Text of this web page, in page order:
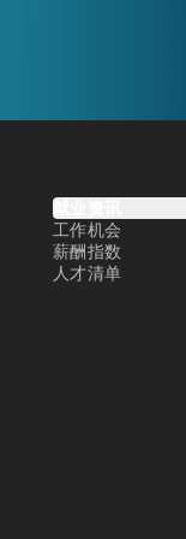
就业资讯
工作机会
薪酬指数
人才清单